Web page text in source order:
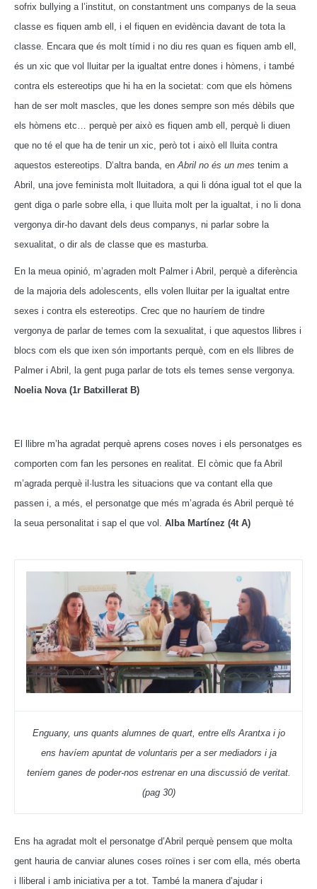
sofrix bullying a l’institut, on constantment uns companys de la seua
classe es fiquen amb ell, i el fiquen en evidència davant de tota la
classe. Encara que és molt tímid i no diu res quan es fiquen amb ell,
és un xic que vol lluitar per la igualtat entre dones i hòmens, i també
contra els estereotips que hi ha en la societat: com que els hòmens
han de ser molt mascles, que les dones sempre son més dèbils que
els hòmens etc… perquè per això es fiquen amb ell, perquè li diuen
que no té el que ha de tenir un xic, però tot i això ell lluita contra
aquestos estereotips. D‘altra banda, en Abril no és un mes tenim a
Abril, una jove feminista molt lluitadora, a qui li dóna igual tot el que la
gent diga o parle sobre ella, i que lluita molt per la igualtat, i no li dona
vergonya dir-ho davant dels deus companys, ni parlar sobre la
sexualitat, o dir als de classe que es masturba.
En la meua opinió, m’agraden molt Palmer i Abril, perquè a diferència
de la majoria dels adolescents, ells volen lluitar per la igualtat entre
sexes i contra els estereotips. Crec que no hauríem de tindre
vergonya de parlar de temes com la sexualitat, i que aquestos llibres i
blocs com els que ixen són importants perquè, com en els llibres de
Palmer i Abril, la gent puga parlar de tots els temes sense vergonya.
Noelia Nova (1r Batxillerat B)
El llibre m’ha agradat perquè aprens coses noves i els personatges es
comporten com fan les persones en realitat. El còmic que fa Abril
m’agrada perquè il·lustra les situacions que va contant ella que
passen i, a més, el personatge que més m’agrada és Abril perquè té
la seua personalitat i sap el que vol. Alba Martínez (4t A)
Enguany, uns quants alumnes de quart, entre ells Arantxa i jo
ens havíem apuntat de voluntaris per a ser mediadors i ja
teníem ganes de poder-nos estrenar en una discussió de veritat.
(pag 30)
Ens ha agradat molt el personatge d’Abril perquè pensem que molta
gent hauria de canviar alunes coses roïnes i ser com ella, més oberta
i lliberal i amb iniciativa per a tot. També la manera d’ajudar i